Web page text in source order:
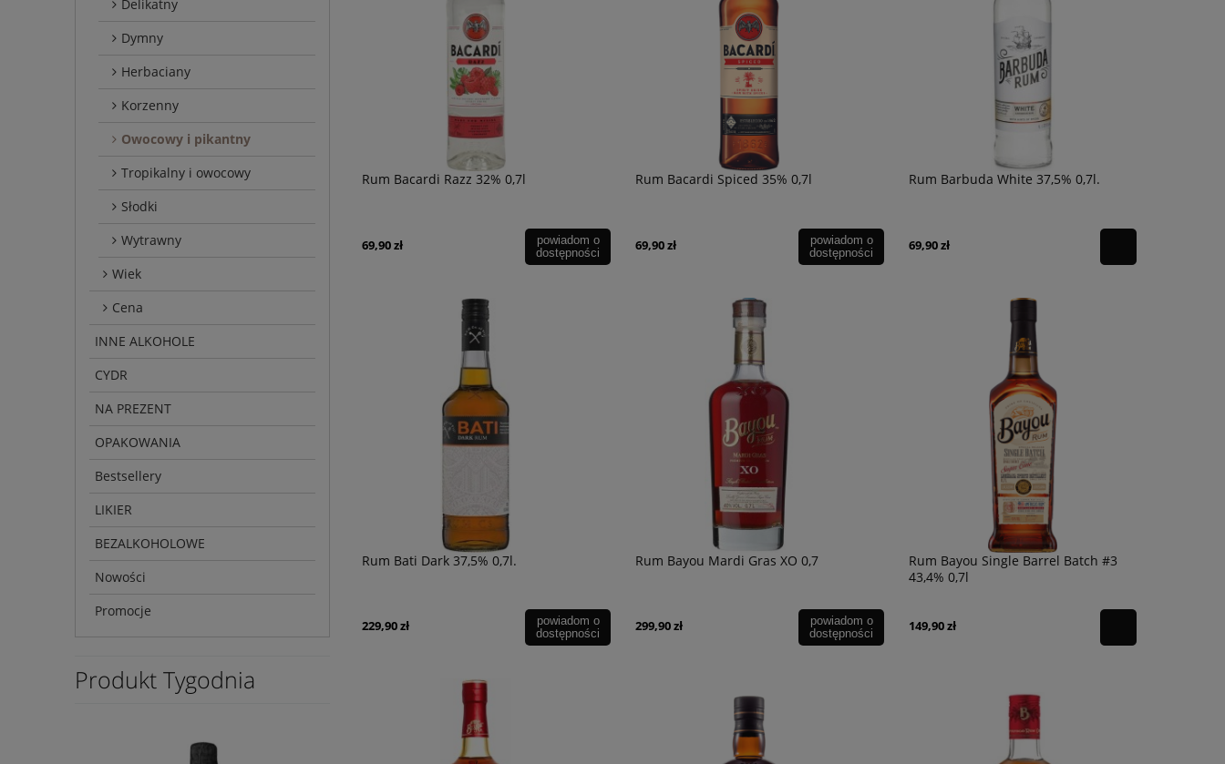
Delikatny
Dymny
Herbaciany
Korzenny
Owocowy i pikantny
Tropikalny i owocowy
Słodki
Wytrawny
Wiek
Cena
INNE ALKOHOLE
CYDR
NA PREZENT
OPAKOWANIA
Bestsellery
LIKIER
BEZALKOHOLOWE
Nowości
Promocje
Produkt Tygodnia
Rum Bacardi Razz 32% 0,7l
69,90 zł
powiadom o
dostępności
Rum Bacardi Spiced 35% 0,7l
69,90 zł
powiadom o
dostępności
Rum Barbuda White 37,5% 0,7l.
69,90 zł
Rum Bati Dark 37,5% 0,7l.
229,90 zł
powiadom o
dostępności
Rum Bayou Mardi Gras XO 0,7
299,90 zł
powiadom o
dostępności
Rum Bayou Single Barrel Batch #3
43,4% 0,7l
149,90 zł